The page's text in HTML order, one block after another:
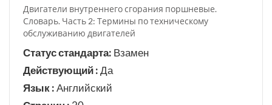
ОБЛАСТЬ СТАНДАРТА
Энергия и передача тепла
ПО КЛАСИФИКАЦИИ
Двигатели внутреннего сгорания поршневые.
Словарь. Часть 2: Термины по техническому
обслуживанию двигателей
Статус стандарта: Взамен
Действующий :Да
Язык :Английский